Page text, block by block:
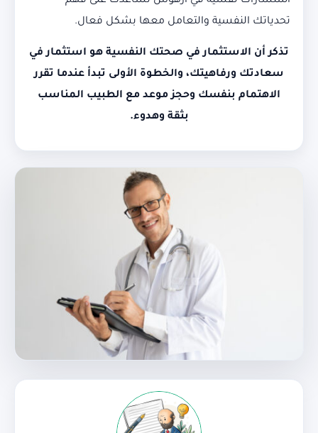
تحدياتك النفسية والتعامل معها بشكل فعال.
تذكر أن الاستثمار في صحتك النفسية هو استثمار في
سعادتك ورفاهيتك، والخطوة الأولى تبدأ عندما تقرر
الاهتمام بنفسك وحجز موعد مع الطبيب المناسب
بثقة وهدوء.